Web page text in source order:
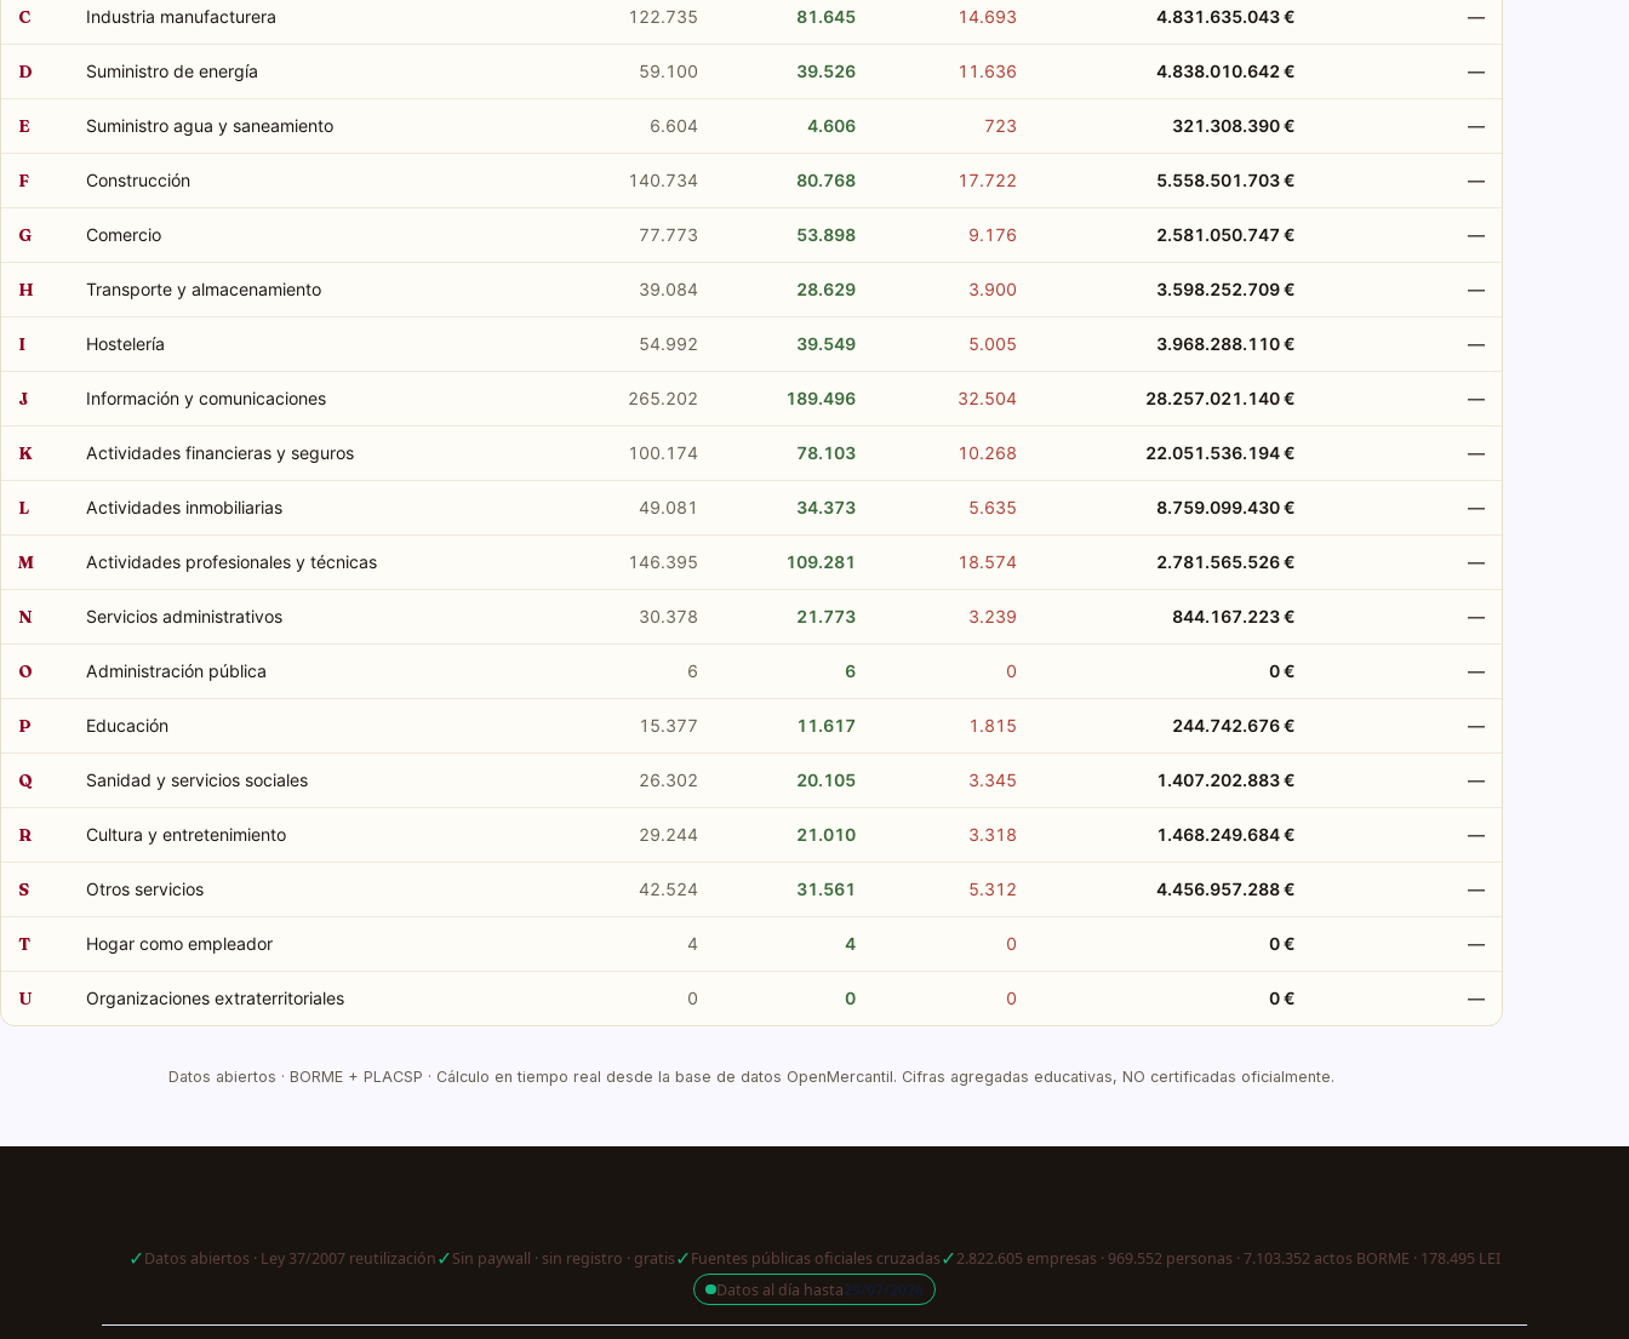
C Industria manufacturera 122.735 81.645 14.693 4.831.635.043 € —
D Suministro de energía 59.100 39.526 11.636 4.838.010.642 € —
E Suministro agua y saneamiento 6.604 4.606 723 321.308.390 € —
F Construcción 140.734 80.768 17.722 5.558.501.703 € —
G Comercio 77.773 53.898 9.176 2.581.050.747 € —
H Transporte y almacenamiento 39.084 28.629 3.900 3.598.252.709 € —
I Hostelería 54.992 39.549 5.005 3.968.288.110 € —
J Información y comunicaciones 265.202 189.496 32.504 28.257.021.140 € —
K Actividades financieras y seguros 100.174 78.103 10.268 22.051.536.194 € —
L Actividades inmobiliarias 49.081 34.373 5.635 8.759.099.430 € —
M Actividades profesionales y técnicas 146.395 109.281 18.574 2.781.565.526 € —
N Servicios administrativos 30.378 21.773 3.239 844.167.223 € —
O Administración pública 6 6 0 0 € —
P Educación 15.377 11.617 1.815 244.742.676 € —
Q Sanidad y servicios sociales 26.302 20.105 3.345 1.407.202.883 € —
R Cultura y entretenimiento 29.244 21.010 3.318 1.468.249.684 € —
S Otros servicios 42.524 31.561 5.312 4.456.957.288 € —
T Hogar como empleador 4 4 0 0 € —
U Organizaciones extraterritoriales 0 0 0 0 € —
Datos abiertos · BORME + PLACSP · Cálculo en tiempo real desde la base de datos OpenMercantil. Cifras agregadas educativas, NO certificadas oficialmente.
✓Datos abiertos · Ley 37/2007 reutilización✓Sin paywall · sin registro · gratis✓Fuentes públicas oficiales cruzadas✓2.822.605 empresas · 969.552 personas · 7.103.352 actos BORME · 178.495 LEI
Datos al día hasta29/07/2026